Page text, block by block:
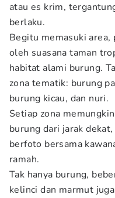
atau es krim,
berlaku.
Begitu memasuki area,
oleh suasana taman
habitat alami burung.
zona tematik: burung
burung kicau, dan nuri.
Setiap zona
burung dari jarak
berfoto bersama
ramah.
Tak hanya burung,
kelinci dan marmut